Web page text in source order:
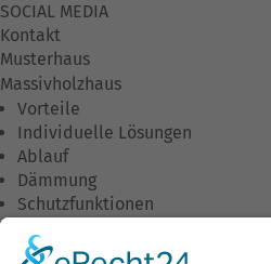
SOCIAL MEDIA
Kontakt
Musterhaus
Massivholzhaus
Vorteile
Individuelle Lösungen
Ablauf
Dämmung
Schutzfunktionen
Umweltschutz